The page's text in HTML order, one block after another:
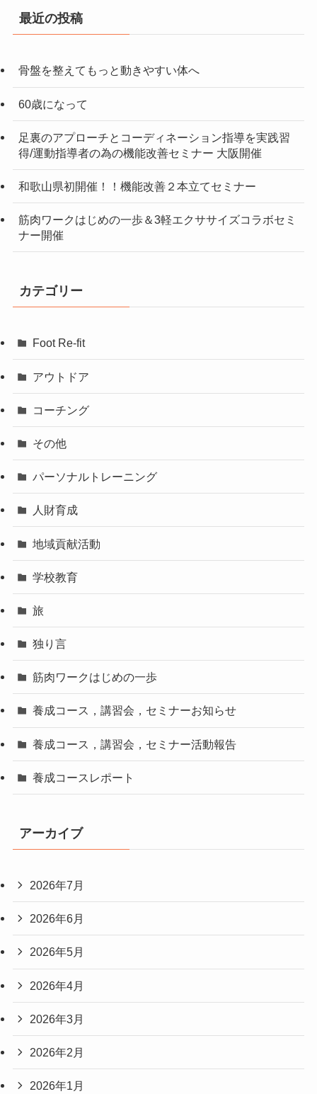
最近の投稿
骨盤を整えてもっと動きやすい体へ
60歳になって
足裏のアプローチとコーディネーション指導を実践習
得/運動指導者の為の機能改善セミナー 大阪開催
和歌山県初開催！！機能改善２本立てセミナー
筋肉ワークはじめの一歩＆3軽エクササイズコラボセミ
ナー開催
カテゴリー
Foot Re-fit
アウトドア
コーチング
その他
パーソナルトレーニング
人財育成
地域貢献活動
学校教育
旅
独り言
筋肉ワークはじめの一歩
養成コース，講習会，セミナーお知らせ
養成コース，講習会，セミナー活動報告
養成コースレポート
アーカイブ
2026年7月
2026年6月
2026年5月
2026年4月
2026年3月
2026年2月
2026年1月